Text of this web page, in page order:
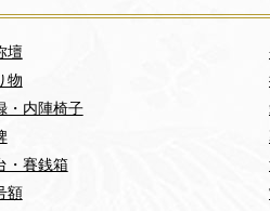
壇
物
・内陣椅子
・賽銭箱
額